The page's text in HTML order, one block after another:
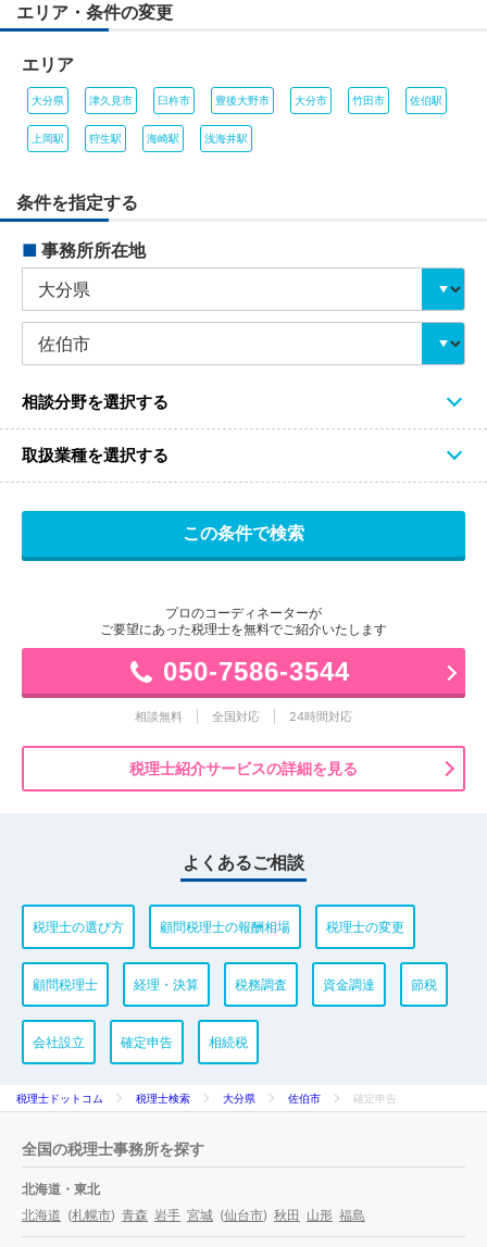
エリア・条件の変更
エリア
大分県 津久見市 臼杵市 豊後大野市 大分市 竹田市 佐伯駅
上岡駅 狩生駅 海崎駅 浅海井駅
条件を指定する
■ 事務所所在地
相談分野を選択する
取扱業種を選択する
プロのコーディネーターが
ご要望にあった税理士を無料でご紹介いたします
050-7586-3544
相談無料 全国対応 24時間対応
税理士紹介サービスの詳細を見る
よくあるご相談
税理士の選び方 顧問税理士の報酬相場 税理士の変更
顧問税理士 経理・決算 税務調査 資金調達 節税
会社設立 確定申告 相続税
税理士ドットコム 税理士検索 大分県 佐伯市 確定申告
全国の税理士事務所を探す
北海道・東北
北海道 (札幌市) 青森 岩手 宮城 (仙台市) 秋田 山形 福島